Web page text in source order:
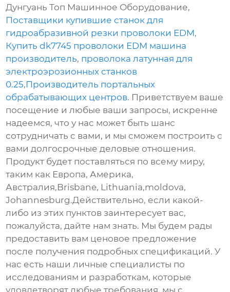
Дунгуань Топ Машинное Оборудование,
Поставщики купившие станок для
гидроабразивной резки проволоки EDM,
Купить dk7745 проволоки EDM машина
производитель, проволока латунная для
электроэрозионных станков
0.25,Производитель портальных
обрабатывающих центров. Приветствуем ваше
посещение и любые ваши запросы, искренне
надеемся, что у нас может быть шанс
сотрудничать с вами, и мы сможем построить с
вами долгосрочные деловые отношения.
Продукт будет поставляться по всему миру,
таким как Европа, Америка,
Австралия,Brisbane, Lithuania,moldova,
Johannesburg.Действительно, если какой-
либо из этих пунктов заинтересует вас,
пожалуйста, дайте нам знать. Мы будем рады
предоставить вам ценовое предложение
после получения подробных спецификаций. У
нас есть наши личные специалисты по
исследованиям и разработкам, которые
удовлетворят любые требования, мы с